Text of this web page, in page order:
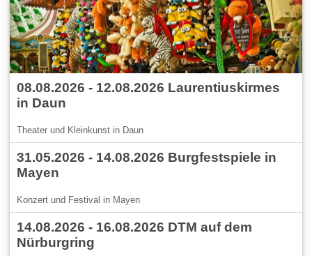
08.08.2026 - 12.08.2026 Laurentiuskirmes
in Daun
Theater und Kleinkunst in Daun
31.05.2026 - 14.08.2026 Burgfestspiele in
Mayen
Konzert und Festival in Mayen
14.08.2026 - 16.08.2026 DTM auf dem
Nürburgring